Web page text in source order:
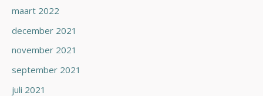
maart 2022
december 2021
november 2021
september 2021
juli 2021